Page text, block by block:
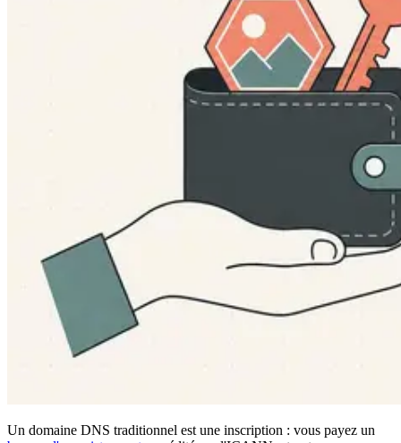
Un domaine DNS traditionnel est une inscription : vous payez un